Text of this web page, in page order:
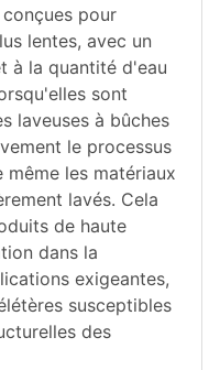
pour
lentes, avec un
à la quantité d'eau
sont
laveuses à bûches
le processus
les matériaux
lavés. Cela
de haute
dans la
exigeantes,
susceptibles
des